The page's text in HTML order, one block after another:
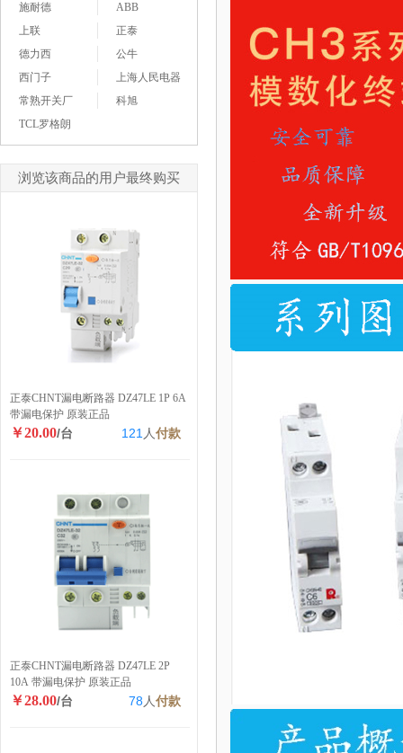
施耐德
ABB
上联
正泰
德力西
公牛
西门子
上海人民电器
常熟开关厂
科旭
TCL罗格朗
浏览该商品的用户最终购买
正泰CHNT漏电断路器 DZ47LE 1P 6A
带漏电保护 原装正品
￥20.00/台 121 人付款
正泰CHNT漏电断路器 DZ47LE 2P
10A 带漏电保护 原装正品
￥28.00/台 78 人付款